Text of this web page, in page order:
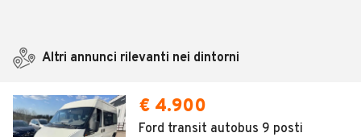
Altri annunci rilevanti nei dintorni
€ 4.900
Ford transit autobus 9 posti